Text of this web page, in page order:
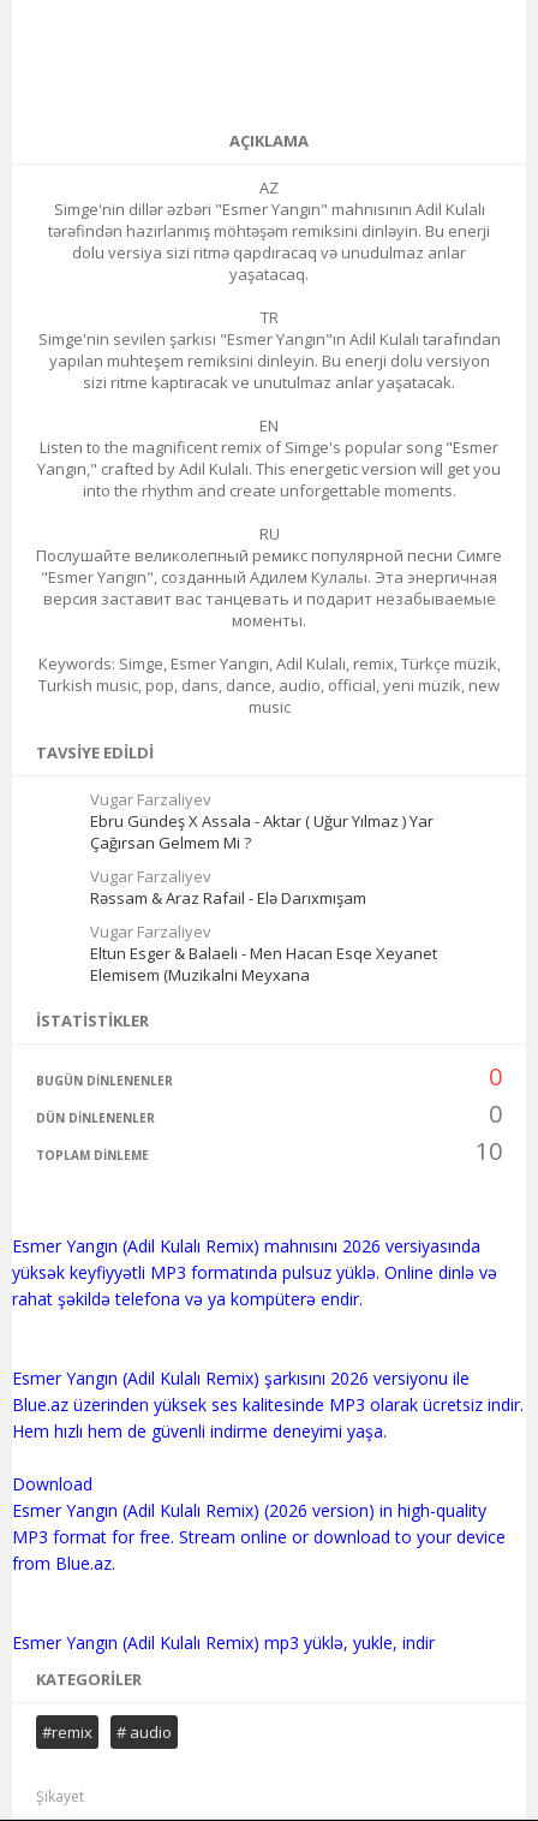
AÇIKLAMA
AZ
Simge'nin dillər əzbəri "Esmer Yangın" mahnısının Adil Kulalı
tərəfindən hazırlanmış möhtəşəm remiksini dinləyin. Bu enerji
dolu versiya sizi ritmə qapdıracaq və unudulmaz anlar
yaşatacaq.
TR
Simge'nin sevilen şarkısı "Esmer Yangın"ın Adil Kulalı tarafından
yapılan muhteşem remiksini dinleyin. Bu enerji dolu versiyon
sizi ritme kaptıracak ve unutulmaz anlar yaşatacak.
EN
Listen to the magnificent remix of Simge's popular song "Esmer
Yangın," crafted by Adil Kulalı. This energetic version will get you
into the rhythm and create unforgettable moments.
RU
Послушайте великолепный ремикс популярной песни Симге
"Esmer Yangın", созданный Адилем Кулалы. Эта энергичная
версия заставит вас танцевать и подарит незабываемые
моменты.
Keywords: Simge, Esmer Yangın, Adil Kulalı, remix, Türkçe müzik,
Turkish music, pop, dans, dance, audio, official, yeni müzik, new
music
TAVSIYE EDILDI
Vugar Farzaliyev
Ebru Gündeş X Assala - Aktar ( Uğur Yılmaz ) Yar
Çağırsan Gelmem Mi ?
Vugar Farzaliyev
Rəssam & Araz Rafail - Elə Darıxmışam
Vugar Farzaliyev
Eltun Esger & Balaeli - Men Hacan Esqe Xeyanet
Elemisem (Muzikalni Meyxana
İSTATISTIKLER
BUGÜN DINLENENLER 0
DÜN DINLENENLER 0
TOPLAM DINLEME 10
Esmer Yangın (Adil Kulalı Remix) mahnısını 2026 versiyasında
yüksək keyfiyyətli MP3 formatında pulsuz yüklə. Online dinlə və
rahat şəkildə telefona və ya kompüterə endir.
Esmer Yangın (Adil Kulalı Remix) şarkısını 2026 versiyonu ile
Blue.az üzerinden yüksek ses kalitesinde MP3 olarak ücretsiz indir.
Hem hızlı hem de güvenli indirme deneyimi yaşa.
Download
Esmer Yangın (Adil Kulalı Remix) (2026 version) in high-quality
MP3 format for free. Stream online or download to your device
from Blue.az.
KATEGORILER
#remix # audio
Şikayet